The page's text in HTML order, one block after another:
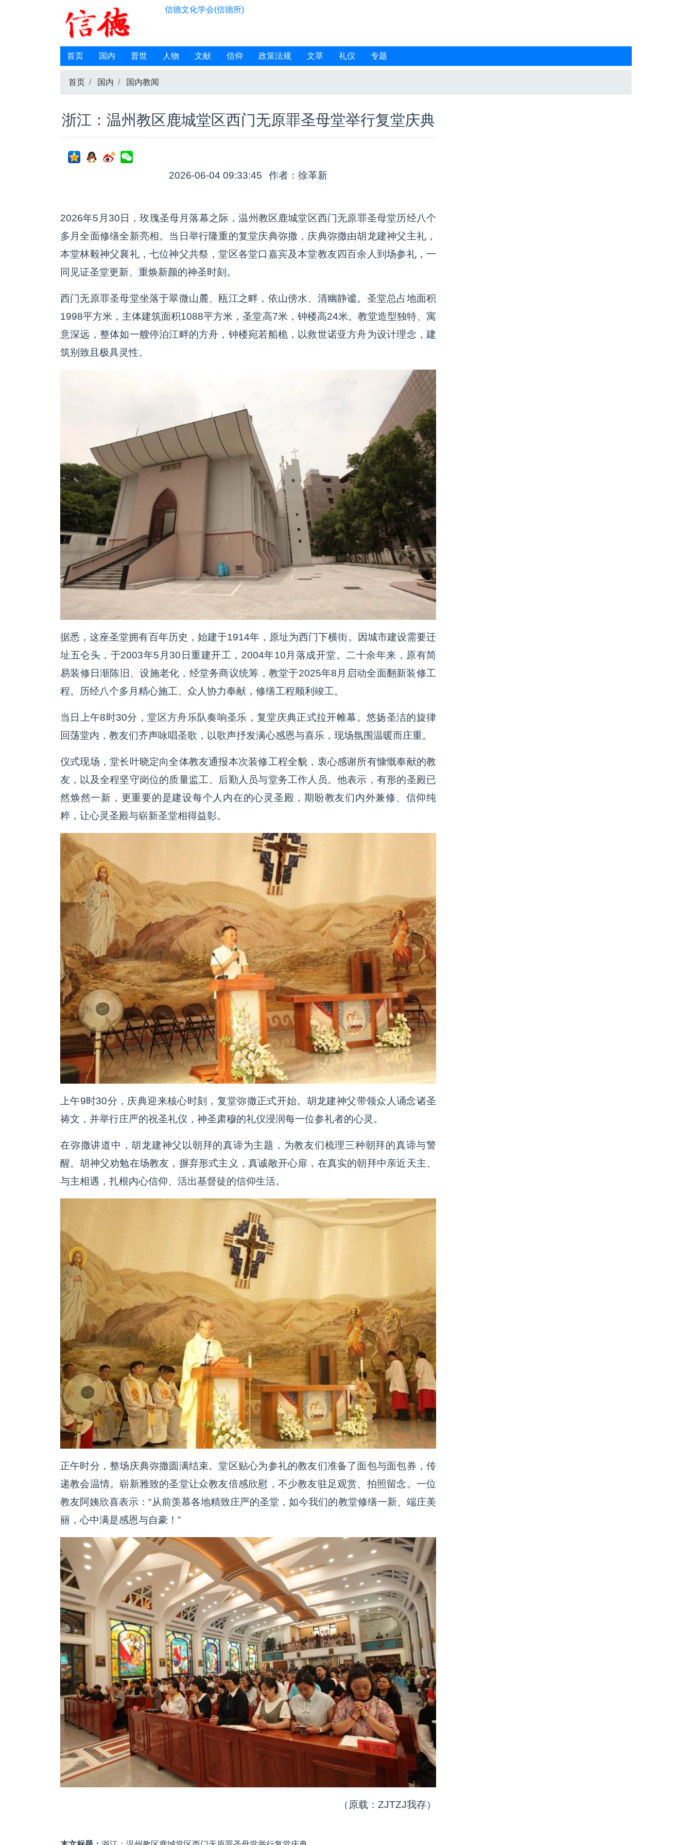
信德文化学会(信德所)
首页 国内 普世 人物 文献 信仰 政策法规 文萃 礼仪 专题
首页 国内 国内教闻
浙江：温州教区鹿城堂区西门无原罪圣母堂举行复堂庆典
2026-06-04 09:33:45 作者：徐革新
2026年5月30日，玫瑰圣母月落幕之际，温州教区鹿城堂区西门无原罪圣母堂历经八个
多月全面修缮全新亮相。当日举行隆重的复堂庆典弥撒，庆典弥撒由胡龙建神父主礼，
本堂林毅神父襄礼，七位神父共祭，堂区各堂口嘉宾及本堂教友四百余人到场参礼，一
同见证圣堂更新、重焕新颜的神圣时刻。
西门无原罪圣母堂坐落于翠微山麓、瓯江之畔，依山傍水、清幽静谧。圣堂总占地面积
1998平方米，主体建筑面积1088平方米，圣堂高7米，钟楼高24米。教堂造型独特、寓
意深远，整体如一艘停泊江畔的方舟，钟楼宛若船桅，以救世诺亚方舟为设计理念，建
筑别致且极具灵性。
据悉，这座圣堂拥有百年历史，始建于1914年，原址为西门下横街。因城市建设需要迁
址五仑头，于2003年5月30日重建开工，2004年10月落成开堂。二十余年来，原有简
易装修日渐陈旧、设施老化，经堂务商议统筹，教堂于2025年8月启动全面翻新装修工
程。历经八个多月精心施工、众人协力奉献，修缮工程顺利竣工。
当日上午8时30分，堂区方舟乐队奏响圣乐，复堂庆典正式拉开帷幕。悠扬圣洁的旋律
回荡堂内，教友们齐声咏唱圣歌，以歌声抒发满心感恩与喜乐，现场氛围温暖而庄重。
仪式现场，堂长叶晓定向全体教友通报本次装修工程全貌，衷心感谢所有慷慨奉献的教
友，以及全程坚守岗位的质量监工、后勤人员与堂务工作人员。他表示，有形的圣殿已
然焕然一新，更重要的是建设每个人内在的心灵圣殿，期盼教友们内外兼修、信仰纯
粹，让心灵圣殿与崭新圣堂相得益彰。
上午9时30分，庆典迎来核心时刻，复堂弥撒正式开始。胡龙建神父带领众人诵念诸圣
祷文，并举行庄严的祝圣礼仪，神圣肃穆的礼仪浸润每一位参礼者的心灵。
在弥撒讲道中，胡龙建神父以朝拜的真谛为主题，为教友们梳理三种朝拜的真谛与警
醒。胡神父劝勉在场教友，摒弃形式主义，真诚敞开心扉，在真实的朝拜中亲近天主、
与主相遇，扎根内心信仰、活出基督徒的信仰生活。
正午时分，整场庆典弥撒圆满结束。堂区贴心为参礼的教友们准备了面包与面包券，传
递教会温情。崭新雅致的圣堂让众教友倍感欣慰，不少教友驻足观赏、拍照留念。一位
教友阿姨欣喜表示：“从前羡慕各地精致庄严的圣堂，如今我们的教堂修缮一新、端庄美
丽，心中满是感恩与自豪！”
（原载：ZJTZJ我存）